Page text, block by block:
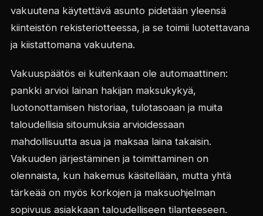
vakuutena käytettävä asunto pidetään yleensä
kiinteistön rekisteriotteessa, ja se toimii luotettavana
ja kiistattomana vakuutena.
Vakuuspäätös ei kuitenkaan ole automaattinen:
pankki arvioi lainan hakijan maksukykyä,
luotonottamisen historiaa, tulotasoaan ja muita
taloudellisia sitoumuksia arvioidessaan
mahdollisuutta asua ja maksaa laina takaisin.
Vakuuden järjestäminen ja toimittaminen on
olennaista, kun hakemus käsitellään, mutta yhtä
tärkeää on myös korkojen ja maksuohjelman
sopivuus asiakkaan taloudelliseen tilanteeseen.